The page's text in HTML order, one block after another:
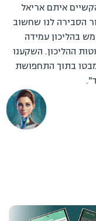
איתם אריאל
הסבירה לנו שחשוב
בהליכון עמידה
ההליכון. השקענו
בתוך התחפושת